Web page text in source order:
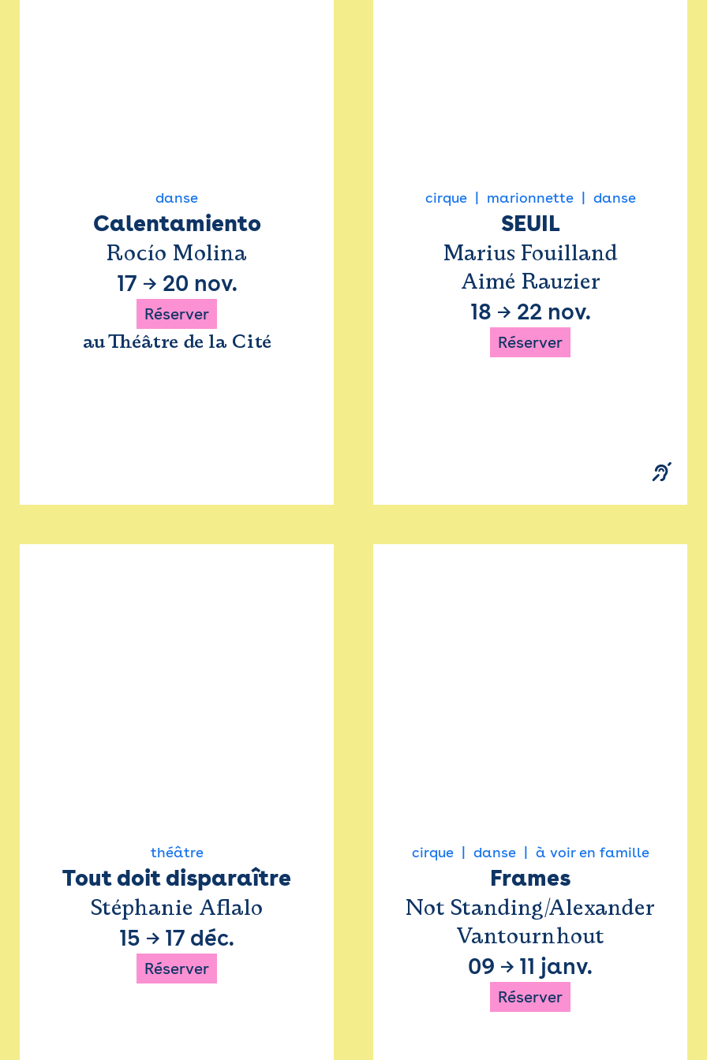
danse
Calentamiento
Rocío Molina
17 → 20 nov.
Réserver
au Théâtre de la Cité
cirque marionnette danse
SEUIL
Marius Fouilland
Aimé Rauzier
18 → 22 nov.
Réserver
théâtre
Tout doit disparaître
Stéphanie Aflalo
15 → 17 déc.
Réserver
cirque danse à voir en famille
Frames
Not Standing/Alexander
Vantournhout
09 → 11 janv.
Réserver